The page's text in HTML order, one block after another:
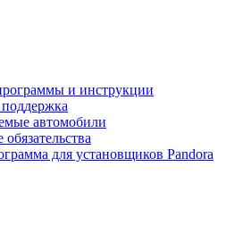
и инструкции
автомобили
для установщиков Pandora